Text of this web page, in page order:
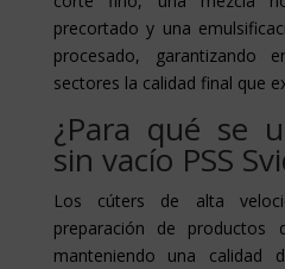
precortado y una
procesado,
sectores la calidad final que
¿Para qué se
sin vacío PSS
Los cúters de alta
preparación de
manteniendo una calidad